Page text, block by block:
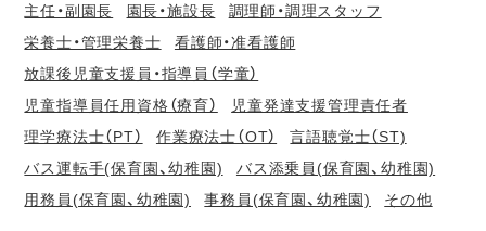
主任・副園長
園長・施設長
調理師・調理スタッフ
栄養士・管理栄養士
看護師・准看護師
放課後児童支援員・指導員（学童）
児童指導員任用資格（療育）
児童発達支援管理責任者
理学療法士（PT）
作業療法士（OT）
言語聴覚士（ST)
バス運転手(保育園、幼稚園)
バス添乗員(保育園、幼稚園)
用務員(保育園、幼稚園)
事務員(保育園、幼稚園) その他